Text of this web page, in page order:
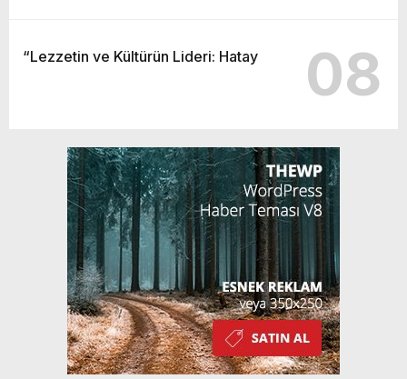
“Lezzetin ve Kültürün Lideri: Hatay 08